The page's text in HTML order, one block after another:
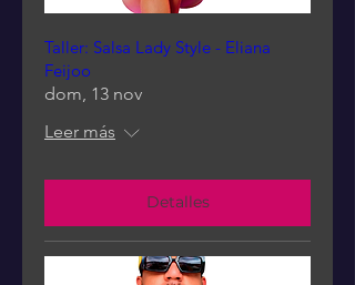
Taller: Salsa Lady Style - Eliana
Feijoo
dom, 13 nov
Leer más
Detalles